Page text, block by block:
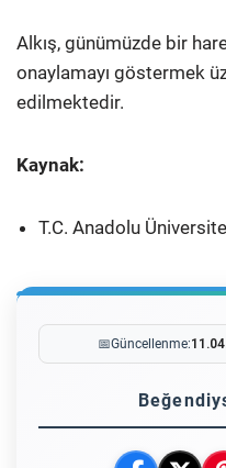
Alkış, günümüzde bir
onaylamayı göstermek
edilmektedir.
Kaynak:
T.C. Anadolu
📅Güncellenme: